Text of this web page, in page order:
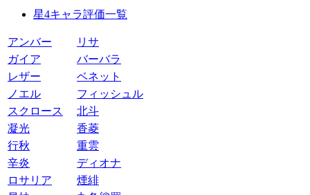
星4キャラ評価一覧
アンバー
リサ
ガイア
バーバラ
レザー
ベネット
ノエル
フィッシュル
スクロース
北斗
凝光
香菱
行秋
重雲
辛炎
ディオナ
ロサリア
煙緋